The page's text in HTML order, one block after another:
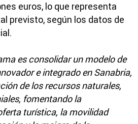
euros, lo que representa
previsto, según los datos de
es consolidar un modelo de
e integrado en Sanabria,
de los recursos naturales,
fomentando la
turística, la movilidad